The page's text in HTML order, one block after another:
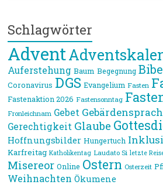
Schlagwörter
Advent
Auferstehung Baum Begegnung
Coronavirus DGS Evangelium Fasten
Fastenaktion 2026 Fastensonntag
Fronleichnam Gebet
Gerechtigkeit Glaube
Hoffnungsbilder Hungertuch
Karfreitag Katholikentag Laudato Si letzte
Misereor Online Ostern Osterzeit
Weihnachten Ökumene